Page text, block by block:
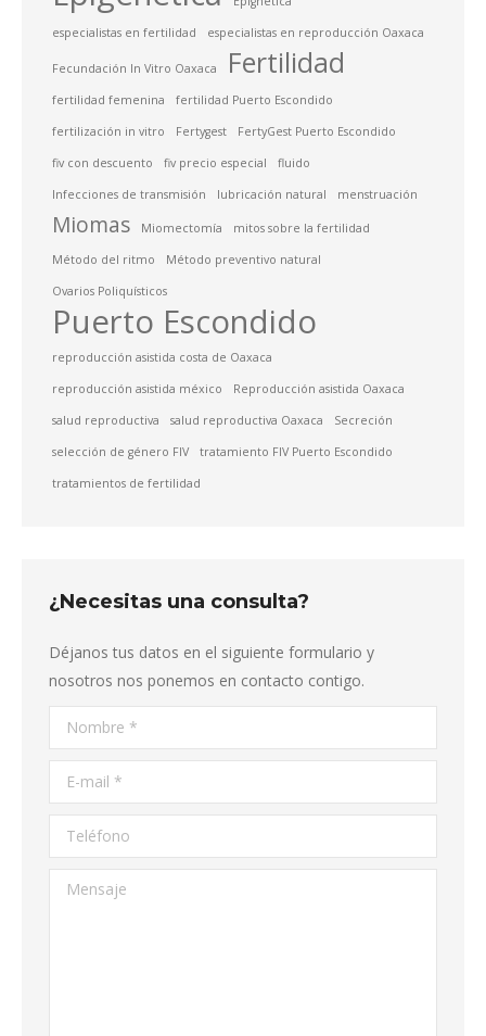
especialistas en fertilidad especialistas en reproducción Oaxaca
Fecundación In Vitro Oaxaca Fertilidad
fertilidad femenina fertilidad Puerto Escondido
fertilización in vitro Fertygest FertyGest Puerto Escondido
fiv con descuento fiv precio especial fluido
Infecciones de transmisión lubricación natural menstruación
Miomas Miomectomía mitos sobre la fertilidad
Método del ritmo Método preventivo natural
Ovarios Poliquísticos
Puerto Escondido
reproducción asistida costa de Oaxaca
reproducción asistida méxico Reproducción asistida Oaxaca
salud reproductiva salud reproductiva Oaxaca Secreción
selección de género FIV tratamiento FIV Puerto Escondido
tratamientos de fertilidad
¿Necesitas una consulta?
Déjanos tus datos en el siguiente formulario y
nosotros nos ponemos en contacto contigo.
Nombre *
E-mail *
Teléfono
Mensaje